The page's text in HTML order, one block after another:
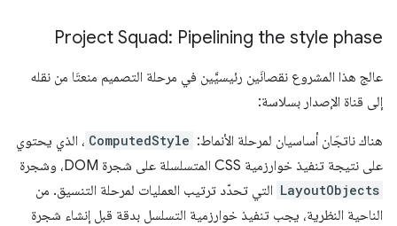
Project Squad: Pipelining the style phase
عالج هذا المشروع نقصانَين رئيسيَّين في مرحلة التصميم منعتَا من نقله
إلى قناة الإصدار بسلاسة:
هناك ناتجَان أساسيان لمرحلة الأنماط: ComputedStyle ، الذي يحتوي
على نتيجة تنفيذ خوارزمية CSS المتسلسلة على شجرة DOM، وشجرة
LayoutObjects التي تحدّد ترتيب العمليات لمرحلة التنسيق. من
الناحية النظرية، يجب تنفيذ خوارزمية التسلسل بدقة قبل إنشاء شجرة